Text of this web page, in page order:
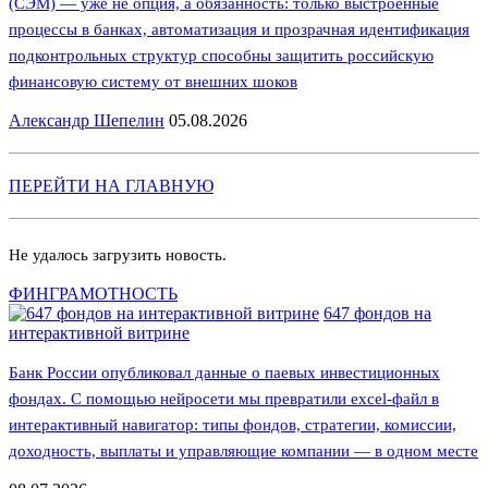
процессы в банках, автоматизация и прозрачная идентификация
подконтрольных структур способны защитить российскую
финансовую систему от внешних шоков
Александр Шепелин 05.08.2026
ПЕРЕЙТИ НА ГЛАВНУЮ
Не удалось загрузить новость.
ФИНГРАМОТНОСТЬ
647 фондов на
интерактивной витрине
Банк России опубликовал данные о паевых инвестиционных
фондах. С помощью нейросети мы превратили excel-файл в
интерактивный навигатор: типы фондов, стратегии, комиссии,
доходность, выплаты и управляющие компании — в одном месте